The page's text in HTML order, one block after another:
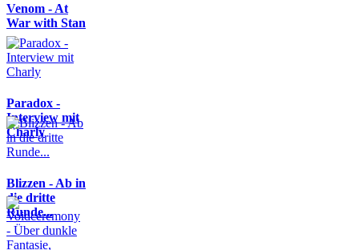
Venom - At
War with Stan
Paradox -
Interview mit
Charly
Blizzen - Ab in
die dritte
Runde...